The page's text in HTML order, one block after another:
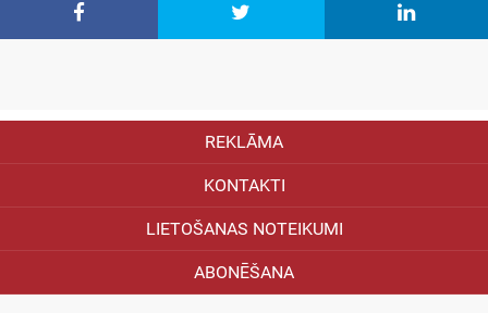
  
REKLĀMA
KONTAKTI
LIETOŠANAS NOTEIKUMI
ABONĒŠANA